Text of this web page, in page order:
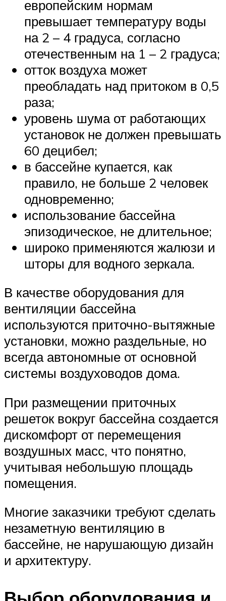
европейским нормам
превышает температуру воды
на 2 – 4 градуса, согласно
отечественным на 1 – 2 градуса;
отток воздуха может
преобладать над притоком в 0,5
раза;
уровень шума от работающих
установок не должен превышать
60 децибел;
в бассейне купается, как
правило, не больше 2 человек
одновременно;
использование бассейна
эпизодическое, не длительное;
широко применяются жалюзи и
шторы для водного зеркала.
В качестве оборудования для
вентиляции бассейна
используются приточно-вытяжные
установки, можно раздельные, но
всегда автономные от основной
системы воздуховодов дома.
При размещении приточных
решеток вокруг бассейна создается
дискомфорт от перемещения
воздушных масс, что понятно,
учитывая небольшую площадь
помещения.
Многие заказчики требуют сделать
незаметную вентиляцию в
бассейне, не нарушающую дизайн
и архитектуру.